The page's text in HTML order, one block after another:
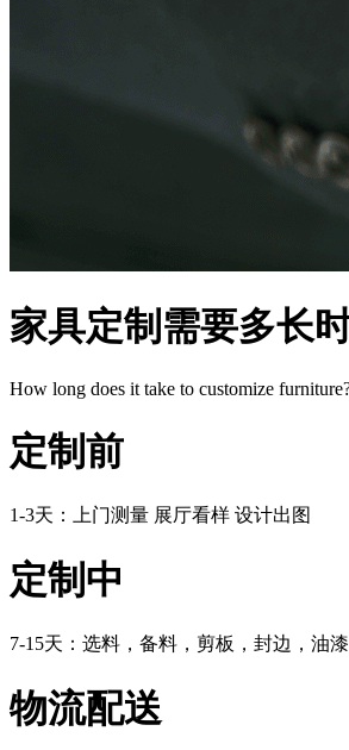
家具定制需要多长
How long does it take to customize
定制前
1-3天：上门测量 展厅看样 设计出图
定制中
7-15天：选料，备料，剪板，封边，油
物流配送